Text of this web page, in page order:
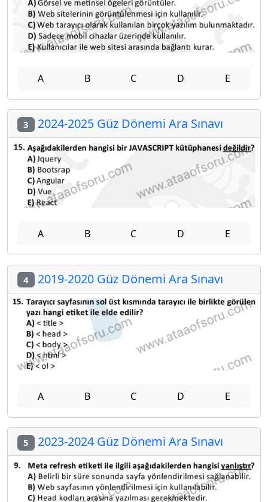
A B C D E
3 2024-2025 Güz Dönemi Ara Sınavı
A B C D E
4 2019-2020 Güz Dönemi Ara Sınavı
A B C D E
5 2023-2024 Güz Dönemi Ara Sınavı